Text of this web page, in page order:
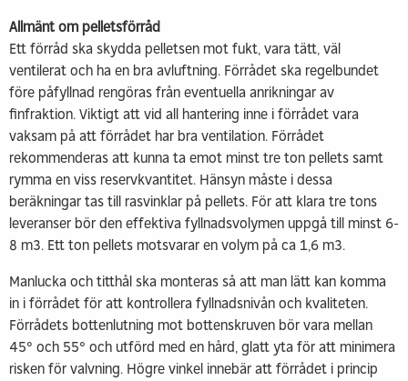
Allmänt om pelletsförråd
Ett förråd ska skydda pelletsen mot fukt, vara tätt, väl
ventilerat och ha en bra avluftning. Förrådet ska regelbundet
före påfyllnad rengöras från eventuella anrikningar av
finfraktion. Viktigt att vid all hantering inne i förrådet vara
vaksam på att förrådet har bra ventilation. Förrådet
rekommenderas att kunna ta emot minst tre ton pellets samt
rymma en viss reservkvantitet. Hänsyn måste i dessa
beräkningar tas till rasvinklar på pellets. För att klara tre tons
leveranser bör den effektiva fyllnadsvolymen uppgå till minst 6-
8 m3. Ett ton pellets motsvarar en volym på ca 1,6 m3.
Manlucka och titthål ska monteras så att man lätt kan komma
in i förrådet för att kontrollera fyllnadsnivån och kvaliteten.
Förrådets bottenlutning mot bottenskruven bör vara mellan
45° och 55° och utförd med en hård, glatt yta för att minimera
risken för valvning. Högre vinkel innebär att förrådet i princip